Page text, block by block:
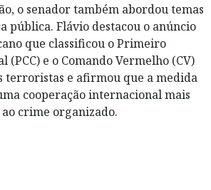
o senador também abordou temas
pública. Flávio destacou o anúncio
que classificou o Primeiro
(PCC) e o Comando Vermelho (CV)
terroristas e afirmou que a medida
cooperação internacional mais
crime organizado.